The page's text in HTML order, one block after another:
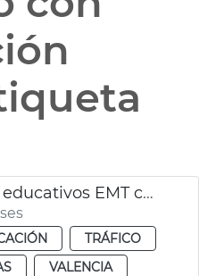
Balance programas educativos EMT curso 2024-25
TRÁFICO
VALENCIA